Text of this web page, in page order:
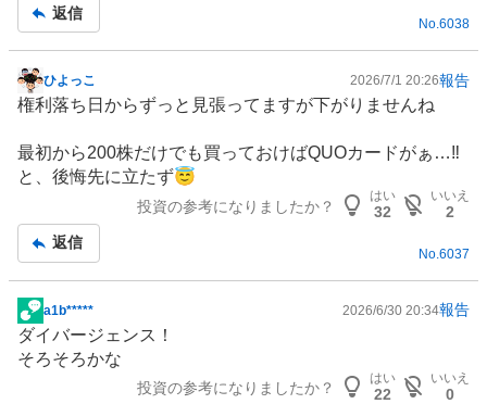
返信
No.6038
掲
示
記
事
ひよっこ 2026/7/1 20:26報告
権利落ち日からずっと見張ってますが下がりませんね
最初から200株だけでも買っておけばQUOカードがぁ…‼️
と、後悔先に立たず😇
投資の参考になりましたか？
はい
32
いいえ
2
返信
No. 6037
掲
示
板
a1b***** 2026/6/30 20:34報告
ダイバージェンス！
そろそろかな
投資の参考になりましたか？
はい
22
いいえ
0